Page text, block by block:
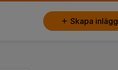
Skapa inlägg